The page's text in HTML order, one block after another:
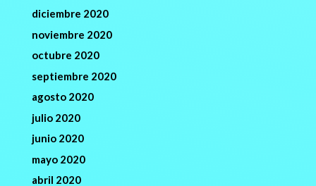
diciembre 2020
noviembre 2020
octubre 2020
septiembre 2020
agosto 2020
julio 2020
junio 2020
mayo 2020
abril 2020